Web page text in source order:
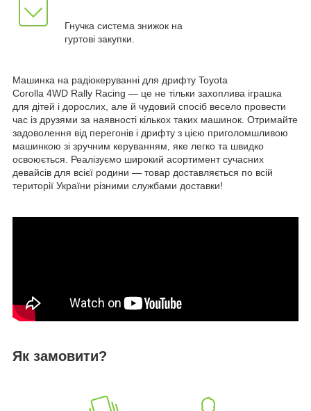
Гнучка система знижок на
гуртові закупки.
Машинка на радіокеруванні для дрифту Toyota
Corolla 4WD Rally Racing — це не тільки захоплива іграшка
для дітей і дорослих, але й чудовий спосіб весело провести
час із друзями за наявності кількох таких машинок. Отримайте
задоволення від перегонів і дрифту з цією приголомшливою
машинкою зі зручним керуванням, яке легко та швидко
освоюється. Реалізуємо широкий асортимент сучасних
девайсів для всієї родини — товар доставляється по всій
території України різними службами доставки!
Як замовити?